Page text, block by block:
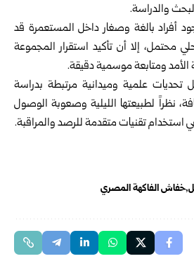
والدراسة.
أفراد بالغة وصغار داخل المستعمرة قد
محتمل، إلا أن تأكيد استقرار المجموعة
ومتابعة موسمية دقيقة.
تحديات علمية وميدانية مرتبطة بدراسة
نظراً لطبيعتها الليلية وصعوبة الوصول
استخدام تقنيات متقدمة للرصد والمراقبة.
خفاش الفاكهة المصري